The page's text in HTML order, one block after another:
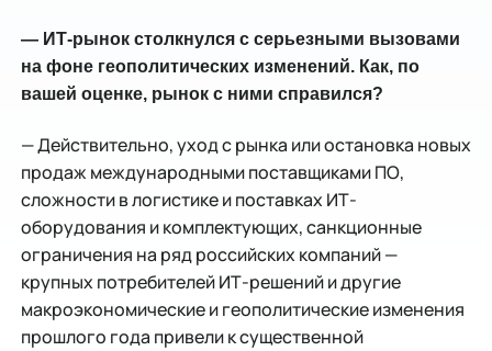
— ИТ-рынок столкнулся с серьезными вызовами
на фоне геополитических изменений. Как, по
вашей оценке, рынок с ними справился?
— Действительно, уход с рынка или остановка новых
продаж международными поставщиками ПО,
сложности в логистике и поставках ИТ-
оборудования и комплектующих, санкционные
ограничения на ряд российских компаний —
крупных потребителей ИТ-решений и другие
макроэкономические и геополитические изменения
прошлого года привели к существенной